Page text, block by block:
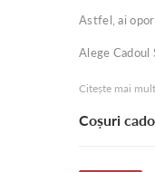
Astfel, ai
Alege Cadoul
Citește mai mult
Coșuri